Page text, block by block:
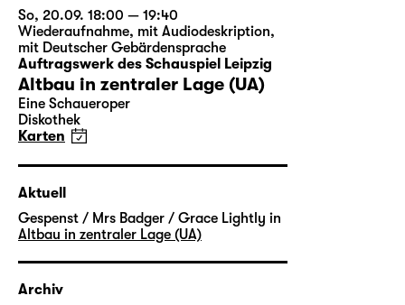
So, 20.09. 18:00 — 19:40
Wiederaufnahme, mit Audiodeskription,
mit Deutscher Gebärdensprache
Auftragswerk des Schauspiel Leipzig
Altbau in zentraler Lage (UA)
Eine Schaueroper
Diskothek
Karten
Aktuell
Gespenst / Mrs Badger / Grace Lightly in
Altbau in zentraler Lage (UA)
Archiv